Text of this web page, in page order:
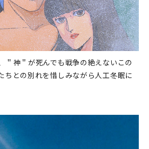
＂神＂が死んでも戦争の絶えないこの
ちとの別れを惜しみながら人工冬眠に